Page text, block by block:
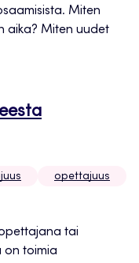
Miten
aika? Miten uudet
opettajuus
tai
on toimia